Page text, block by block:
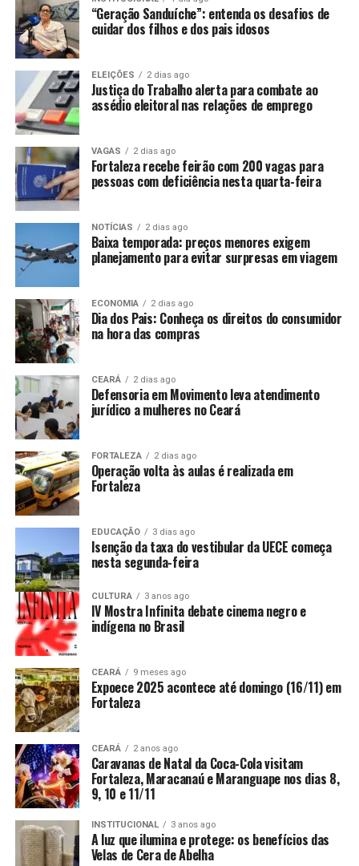
“Geração Sanduíche”: entenda os desafios de
cuidar dos filhos e dos pais idosos
ELEIÇÕES 2 dias ago
Justiça do Trabalho alerta para combate ao
assédio eleitoral nas relações de emprego
VAGAS 2 dias ago
Fortaleza recebe feirão com 200 vagas para
pessoas com deficiência nesta quarta-feira
NOTÍCIAS 2 dias ago
Baixa temporada: preços menores exigem
planejamento para evitar surpresas em viagem
ECONOMIA 2 dias ago
Dia dos Pais: Conheça os direitos do consumidor
na hora das compras
CEARÁ 2 dias ago
Defensoria em Movimento leva atendimento
jurídico a mulheres no Ceará
FORTALEZA 2 dias ago
Operação volta às aulas é realizada em
Fortaleza
EDUCAÇÃO 3 dias ago
Isenção da taxa do vestibular da UECE começa
nesta segunda-feira
CULTURA 3 anos ago
IV Mostra Infinita debate cinema negro e
indígena no Brasil
CEARÁ 9 meses ago
Expoece 2025 acontece até domingo (16/11) em
Fortaleza
CEARÁ 2 anos ago
Caravanas de Natal da Coca-Cola visitam
Fortaleza, Maracanaú e Maranguape nos dias 8,
9, 10 e 11/11
INSTITUCIONAL 3 anos ago
A luz que ilumina e protege: os benefícios das
Velas de Cera de Abelha